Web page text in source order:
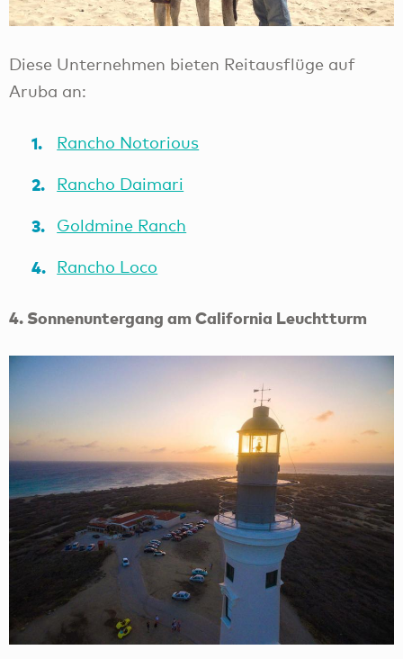
Diese Unternehmen bieten Reitausflüge auf
Aruba an:
Rancho Notorious
Rancho Daimari
Goldmine Ranch
Rancho Loco
4. Sonnenuntergang am California Leuchtturm